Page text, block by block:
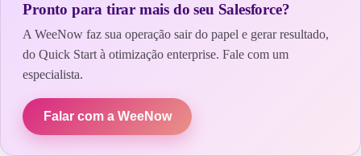
Pronto para tirar mais do seu Salesforce?
A WeeNow faz sua operação sair do papel e gerar resultado,
do Quick Start à otimização enterprise. Fale com um
especialista.
Falar com a WeeNow